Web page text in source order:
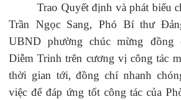
Trao Quyết định và phát biểu
Trần Ngọc Sang, Phó Bí thư
UBND phường chúc mừng
Diễm Trinh trên cương vị công tác
thời gian tới, đồng chí nhanh
việc để đáp ứng tốt công tác của